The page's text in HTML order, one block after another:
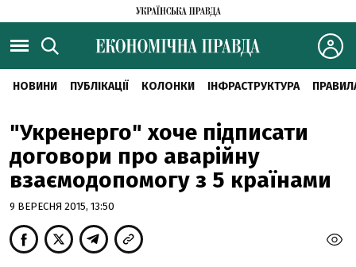
НОВИНИ ПУБЛІКАЦІЇ КОЛОНКИ ІНФРАСТРУКТУРА
"Укренерго" хоче підписати
договори про аварійну
взаємодопомогу з 5 країнами
9 ВЕРЕСНЯ 2015, 13:50